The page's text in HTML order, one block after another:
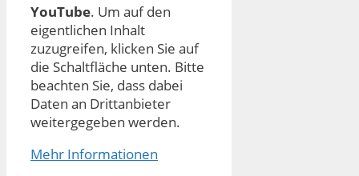
YouTube. Um auf den
eigentlichen Inhalt
zuzugreifen, klicken Sie auf
die Schaltfläche unten. Bitte
beachten Sie, dass dabei
Daten an Drittanbieter
weitergegeben werden.
Mehr Informationen